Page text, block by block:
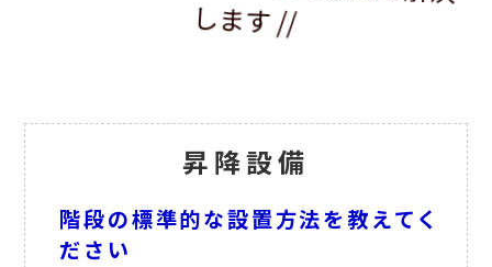
します //
昇降設備
階段の標準的な設置方法を教えてく
ださい